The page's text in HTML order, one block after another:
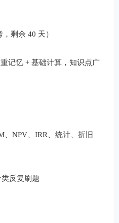
剩余 40 天）
记忆 + 基础计算，知识点广
NPV、IRR、统计、折旧
反复刷题